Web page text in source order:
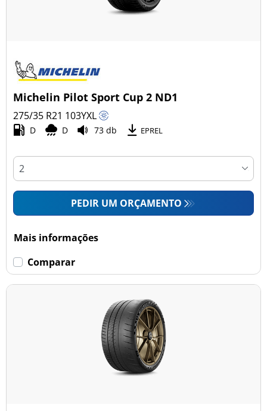
Michelin Pilot Sport Cup 2 ND1
275/35 R21 103YXL
D D 73 db EPREL
PEDIR UM ORÇAMENTO
Mais informações
Comparar